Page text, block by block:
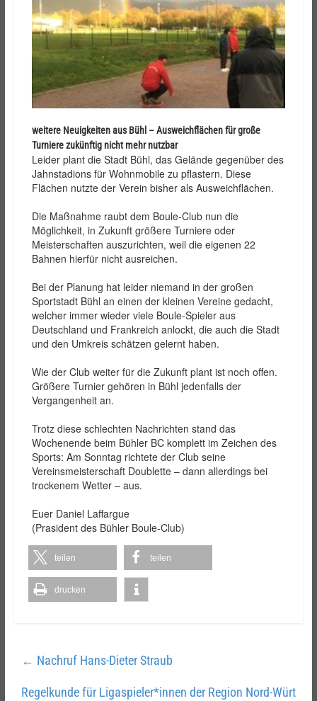
weitere Neuigkeiten aus Bühl – Ausweichflächen für große
Turniere zukünftig nicht mehr nutzbar
Leider plant die Stadt Bühl, das Gelände gegenüber des
Jahnstadions für Wohnmobile zu pflastern. Diese
Flächen nutzte der Verein bisher als Ausweichflächen.
Die Maßnahme raubt dem Boule-Club nun die
Möglichkeit, in Zukunft größere Turniere oder
Meisterschaften auszurichten, weil die eigenen 22
Bahnen hierfür nicht ausreichen.
Bei der Planung hat leider niemand in der großen
Sportstadt Bühl an einen der kleinen Vereine gedacht,
welcher immer wieder viele Boule-Spieler aus
Deutschland und Frankreich anlockt, die auch die Stadt
und den Umkreis schätzen gelernt haben.
Wie der Club weiter für die Zukunft plant ist noch offen.
Größere Turnier gehören in Bühl jedenfalls der
Vergangenheit an.
Trotz diese schlechten Nachrichten stand das
Wochenende beim Bühler BC komplett im Zeichen des
Sports: Am Sonntag richtete der Club seine
Vereinsmeisterschaft Doublette – dann allerdings bei
trockenem Wetter – aus.
Euer Daniel Laffargue
(Prasident des Bühler Boule-Club)
teilen teilen
drucken
← Nachruf Hans-Dieter Straub
Regelkunde für Ligaspieler*innen der Region Nord-Würt